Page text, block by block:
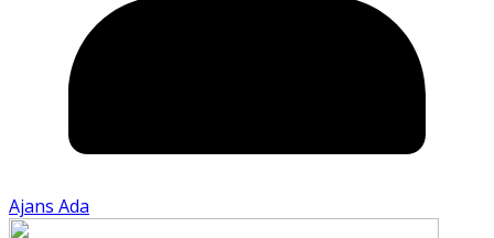
Ajans Ada